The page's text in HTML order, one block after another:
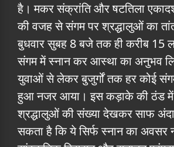
है। मकर संक्रांति और षटतिला
की वजह से संगम पर श्रद्धालुओं का
बुधवार सुबह 8 बजे तक ही करीब 15
संगम में स्नान कर आस्था का अनुभव
युवाओं से लेकर बुजुर्गों तक हर कोई
हुआ नजर आया। इस कड़ाके की ठंड
श्रद्धालुओं की संख्या देखकर साफ
सकता है कि ये सिर्फ स्नान का अवसर